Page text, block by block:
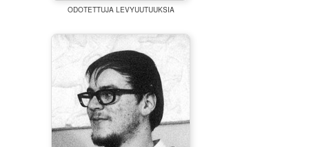
ODOTETTUJA LEVYUUTUUKSIA